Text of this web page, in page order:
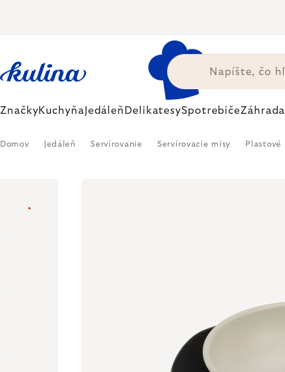
ZnačkyKuchyňa Jedáleň DelikatesySpotrebičeZáhrada
Domov Jedáleň Servírovanie Servírovacie misy Plastové